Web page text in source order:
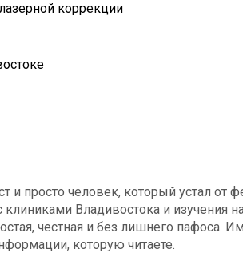
коррекции
и просто человек, который устал от
Владивостока и изучения
честная и без лишнего пафоса.
которую читаете.